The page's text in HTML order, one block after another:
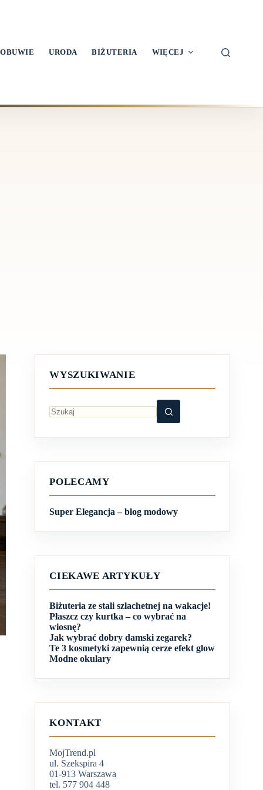
OBUWIE URODA BIŻUTERIA WIĘCEJ
WYSZUKIWANIE
wyników
POLECAMY
Super Elegancja – blog modowy
CIEKAWE ARTYKUŁY
Biżuteria ze stali szlachetnej na wakacje!
Płaszcz czy kurtka – co wybrać na
wiosnę?
Jak wybrać dobry damski zegarek?
Te 3 kosmetyki zapewnią cerze efekt glow
Modne okulary
KONTAKT
MojTrend.pl
ul. Szekspira 4
01-913 Warszawa
tel. 577 904 448